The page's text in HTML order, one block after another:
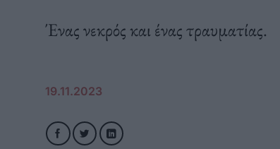
Ένας νεκρός και ένας τραυματίας.
19.11.2023